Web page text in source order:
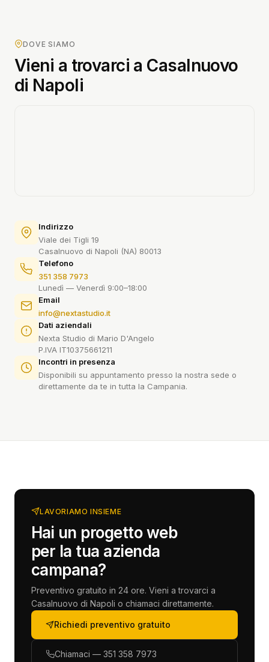
DOVE SIAMO
Vieni a trovarci a Casalnuovo
di Napoli
Indirizzo
Viale dei Tigli 19
Casalnuovo di Napoli (NA) 80013
Telefono
351 358 7973
Lunedì — Venerdì 9:00–18:00
Email
info@nextastudio.it
Dati aziendali
Nexta Studio di Mario D'Angelo
P.IVA IT10375661211
Incontri in presenza
Disponibili su appuntamento presso la nostra sede o
direttamente da te in tutta la Campania.
LAVORIAMO INSIEME
Hai un progetto web
per la tua azienda
campana?
Preventivo gratuito in 24 ore. Vieni a trovarci a
Casalnuovo di Napoli o chiamaci direttamente.
Richiedi preventivo gratuito
Chiamaci — 351 358 7973